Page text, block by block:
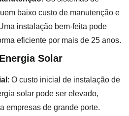
baixo custo de manutenção e
instalação bem-feita pode
eficiente por mais de 25 anos.
Solar
: O custo inicial de instalação de
solar pode ser elevado,
empresas de grande porte.